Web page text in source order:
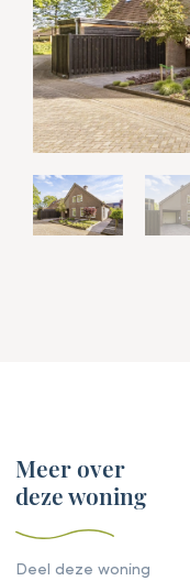
Meer over
deze woning
Deel deze woning